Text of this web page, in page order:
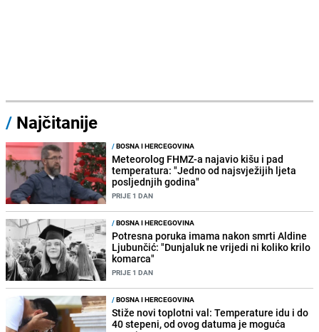
/ Najčitanije
/BOSNA I HERCEGOVINA
Meteorolog FHMZ-a najavio kišu i pad
temperatura: "Jedno od najsvježijih ljeta
posljednjih godina"
PRIJE 1 DAN
/BOSNA I HERCEGOVINA
Potresna poruka imama nakon smrti Aldine
Ljubunčić: "Dunjaluk ne vrijedi ni koliko krilo
komarca"
PRIJE 1 DAN
/BOSNA I HERCEGOVINA
Stiže novi toplotni val: Temperature idu i do
40 stepeni, od ovog datuma je moguća